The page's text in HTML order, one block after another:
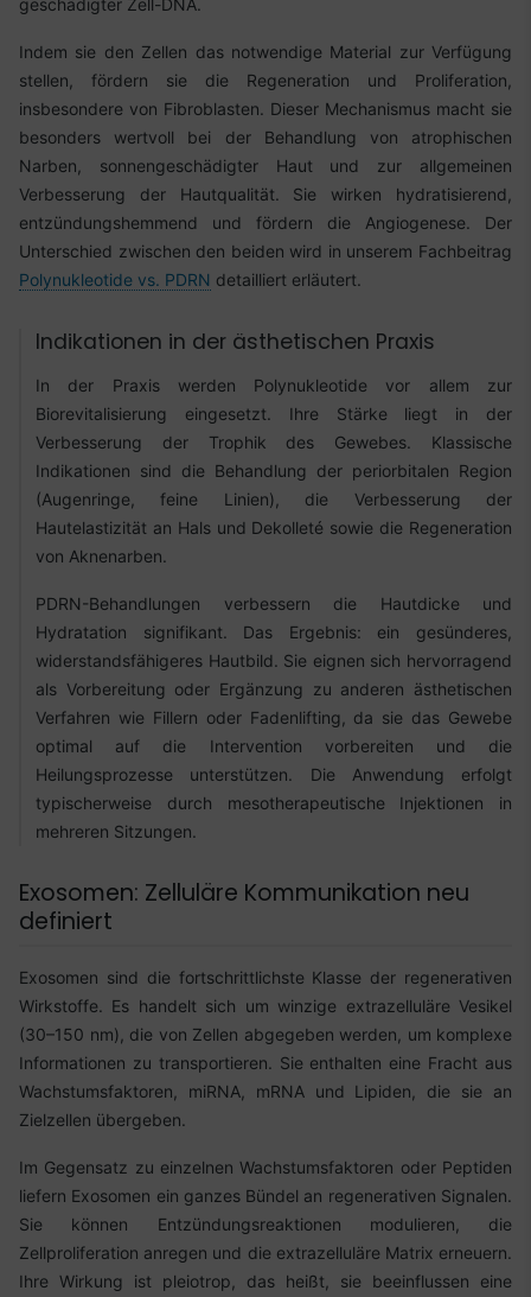
Indem sie den Zellen das notwendige Material zur Verfügung
stellen, fördern sie die Regeneration und Proliferation,
insbesondere von Fibroblasten. Dieser Mechanismus macht sie
besonders wertvoll bei der Behandlung von atrophischen
Narben, sonnengeschädigter Haut und zur allgemeinen
Verbesserung der Hautqualität. Sie wirken hydratisierend,
entzündungshemmend und fördern die Angiogenese. Der
Unterschied zwischen den beiden wird in unserem Fachbeitrag
Polynukleotide vs. PDRN detailliert erläutert.
Indikationen in der ästhetischen Praxis
In der Praxis werden Polynukleotide vor allem zur
Biorevitalisierung eingesetzt. Ihre Stärke liegt in der
Verbesserung der Trophik des Gewebes. Klassische
Indikationen sind die Behandlung der periorbitalen Region
(Augenringe, feine Linien), die Verbesserung der
Hautelastizität an Hals und Dekolleté sowie die Regeneration
von Aknenarben.
PDRN-Behandlungen verbessern die Hautdicke und
Hydratation signifikant. Das Ergebnis: ein gesünderes,
widerstandsfähigeres Hautbild. Sie eignen sich hervorragend
als Vorbereitung oder Ergänzung zu anderen ästhetischen
Verfahren wie Fillern oder Fadenlifting, da sie das Gewebe
optimal auf die Intervention vorbereiten und die
Heilungsprozesse unterstützen. Die Anwendung erfolgt
typischerweise durch mesotherapeutische Injektionen in
mehreren Sitzungen.
Exosomen: Zelluläre Kommunikation neu
definiert
Exosomen sind die fortschrittlichste Klasse der regenerativen
Wirkstoffe. Es handelt sich um winzige extrazelluläre Vesikel
(30–150 nm), die von Zellen abgegeben werden, um komplexe
Informationen zu transportieren. Sie enthalten eine Fracht aus
Wachstumsfaktoren, miRNA, mRNA und Lipiden, die sie an
Zielzellen übergeben.
Im Gegensatz zu einzelnen Wachstumsfaktoren oder Peptiden
liefern Exosomen ein ganzes Bündel an regenerativen Signalen.
Sie können Entzündungsreaktionen modulieren, die
Zellproliferation anregen und die extrazelluläre Matrix erneuern.
Ihre Wirkung ist pleiotrop, das heißt, sie beeinflussen eine